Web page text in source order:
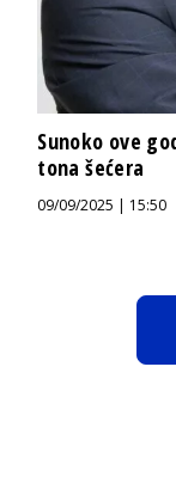
Sunoko ove
tona šećera
09/09/2025 | 15:50